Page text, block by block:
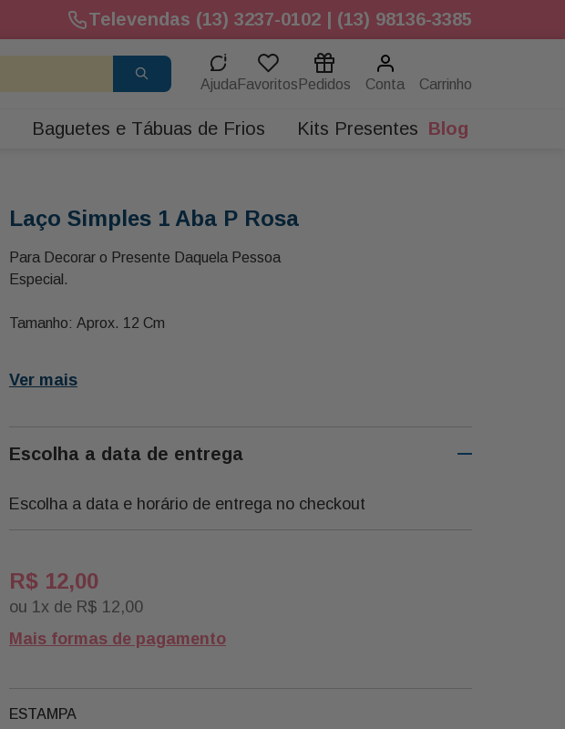
Televendas (13) 3237-0102 | (13) 98136-3385
Ajuda Favoritos Pedidos Conta
Baguetes e Tábuas de Frios Kits Presentes Blog
Laço Simples 1 Aba P Rosa
Para Decorar o Presente Daquela Pessoa
Especial.
Tamanho: Aprox. 12 Cm
Ver mais
Escolha a data de entrega
Escolha a data e horário de entrega no checkout
R$ 12,00
ou 1 x de R$ 12,00
Mais formas de pagamento
ESTAMPA